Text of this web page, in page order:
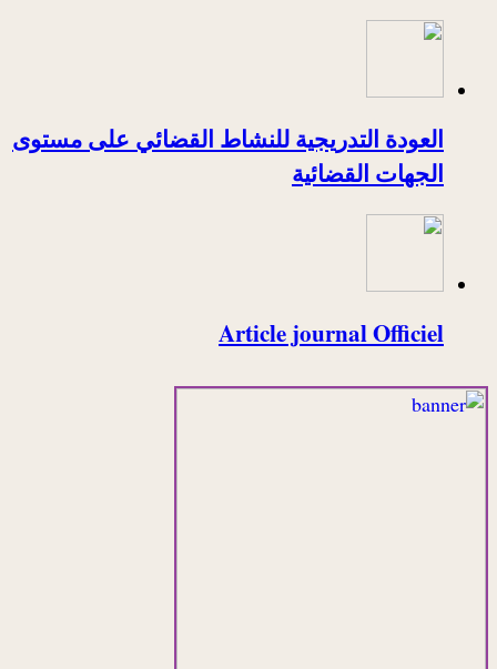
العودة التدريجية للنشاط القضائي على مستوى
الجهات القضائية
Article journal Officiel